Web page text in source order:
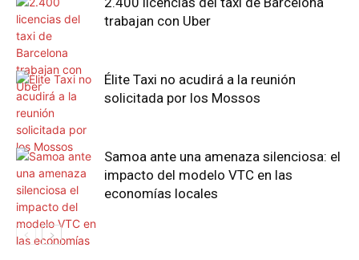
trabajan con Uber
Élite Taxi no acudirá a la reunión
solicitada por los Mossos
Samoa ante una amenaza silenciosa: el
impacto del modelo VTC en las
economías locales